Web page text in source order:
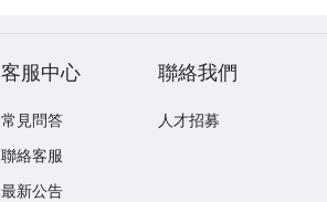
客服中心
常見問答
聯絡客服
最新公告
聯絡我們
人才招募